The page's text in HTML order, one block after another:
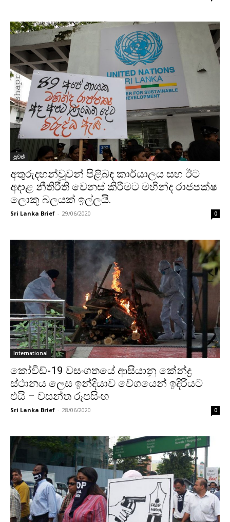
පුවත්
අතුරුදහන්වූවන් පිළිබඳ කාර්යාලය සහ ඊට
අදාළ නීතිරීති වෙනස් කිරීමට මහින්ද රාජපක්ෂ
ලොකු බලයක් ඉල්ලයි.
Sri Lanka Brief - 29/06/2020 0
International
කෝවිඩ්-19 වසංගතයේ ආසියානු කේන්ද්‍ර
ස්ථානය ලෙස ඉන්දියාව වේගයෙන් ඉදිරියට
එයි – වසන්ත රූපසිංහ
Sri Lanka Brief - 28/06/2020 0